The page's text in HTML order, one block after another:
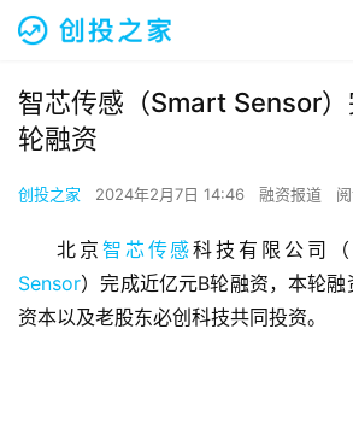
智芯传感（Smart Sensor
轮融资
创投之家 2024年2月7日 14:46 融资报道
北京 智芯传感科技有限公司（
Sensor）完成近亿元B轮融资，本轮
资本以及老股东必创科技共同投资。